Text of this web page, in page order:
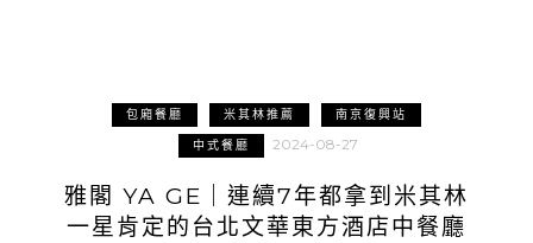
包廂餐廳 米其林推薦
南京復興站
中式餐廳
2024-08-27
雅閣 YA GE｜連續7年都拿到米其林
一星肯定的台北文華東方酒店中餐廳